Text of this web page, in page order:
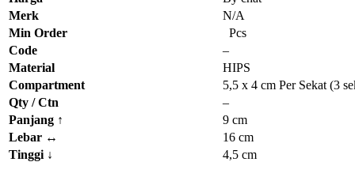
Merk
N/A
Min Order
Pcs
Code
–
Material
HIPS
Compartment
5,5 x 4 cm Per Sekat (3
Qty / Ctn
–
Panjang ↑
9 cm
Lebar ↔
16 cm
Tinggi ↓ 4,5 cm